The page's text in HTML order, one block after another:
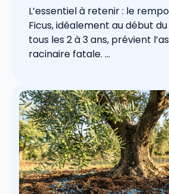
L’essentiel à retenir : le
Ficus, idéalement au début
tous les 2 à 3 ans, prévient
racinaire fatale. ...